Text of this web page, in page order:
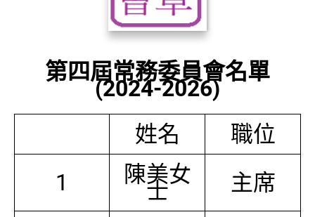
第四屆常務委員會名單
(2024-2026)
姓名
職位
1
陳美女
士 主席